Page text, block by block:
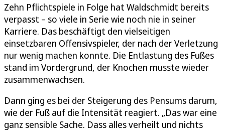
Zehn Pflichtspiele in Folge hat Waldschmidt bereits
verpasst – so viele in Serie wie noch nie in seiner
Karriere. Das beschäftigt den vielseitigen
einsetzbaren Offensivspieler, der nach der Verletzung
nur wenig machen konnte. Die Entlastung des Fußes
stand im Vordergrund, der Knochen musste wieder
zusammenwachsen.
Dann ging es bei der Steigerung des Pensums darum,
wie der Fuß auf die Intensität reagiert. „Das war eine
ganz sensible Sache. Dass alles verheilt und nichts